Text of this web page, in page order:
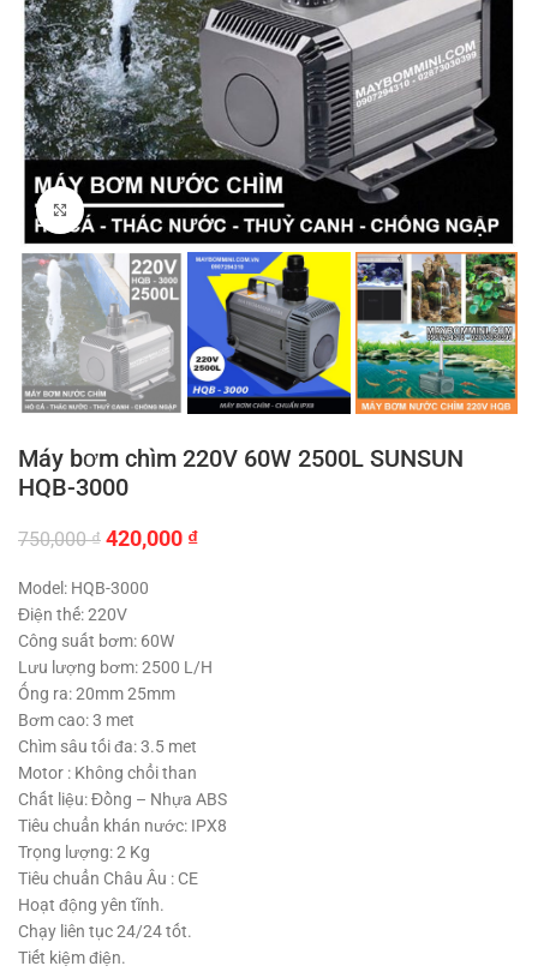
Click to enlarge
Máy bơm chìm 220V 60W 2500L SUNSUN
HQB-3000
750,000₫ Giá
là:
750,000 ₫.
420,000 ₫Giá
Model: HQB-3000
Điện thế: 220V
Công suất bơm: 60W
Lưu lượng bơm: 2500 L/H
Ống ra: 20mm 25mm
Bơm cao: 3 met
Chìm sâu tối đa: 3.5 met
Motor : Không chổi than
Chất liệu: Đồng – Nhựa ABS
Tiêu chuẩn khán nước: IPX8
Trọng lượng: 2 Kg
Tiêu chuẩn Châu Âu : CE
Hoạt động yên tĩnh.
Chạy liên tục 24/24 tốt.
Tiết kiệm điện.